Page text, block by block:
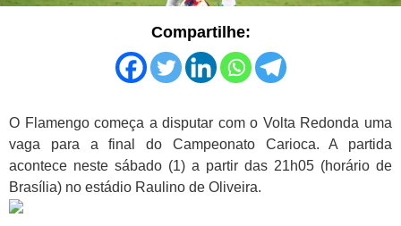
Compartilhe:
O Flamengo começa a disputar com o Volta Redonda uma
vaga para a final do Campeonato Carioca. A partida
acontece neste sábado (1) a partir das 21h05 (horário de
Brasília) no estádio Raulino de Oliveira.